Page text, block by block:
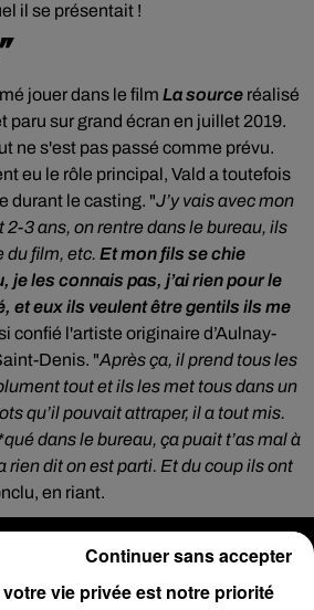
il se présentait !
jouer dans le film La source réalisé
paru sur grand écran en juillet 2019.
ne s'est pas passé comme prévu.
eu le rôle principal, Vald a toutefois
durant le casting. "J’y vais avec mon
3 ans, on rentre dans le bureau, ils
du film, etc. Et mon fils se chie
je les connais pas, j’ai rien pour le
et eux ils veulent être gentils ils me
confié l'artiste originaire d’Aulnay-
Denis. "Après ça, il prend tous les
tout et ils les met tous dans un
qu’il pouvait attraper, il a tout mis.
dans le bureau, ça puait t’as mal à
rien dit on est parti. Et du coup ils ont
en riant.
vie privée est notre priorité
Continuer sans accepter